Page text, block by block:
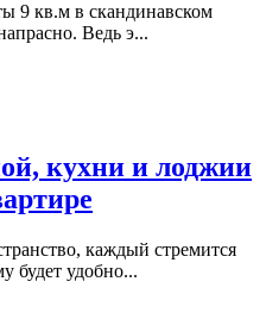
9 кв.м в скандинавском
Ведь э...
кухни и лоджии
каждый стремится
будет удобно...